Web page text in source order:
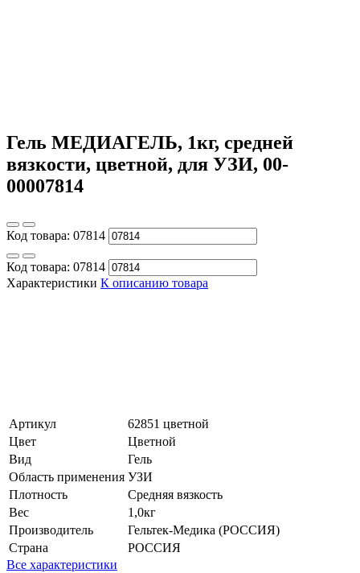
Гель МЕДИАГЕЛЬ, 1кг, средней
вязкости, цветной, для УЗИ, 00-
00007814
Код товара: 07814
Код товара: 07814
Характеристики К описанию товара
Артикул
62851 цветной
Цвет
Цветной
Вид
Гель
Область применения УЗИ
Плотность
Средняя вязкость
Вес
1,0кг
Производитель
Гельтек-Медика (РОССИЯ)
Страна
РОССИЯ
Все характеристики